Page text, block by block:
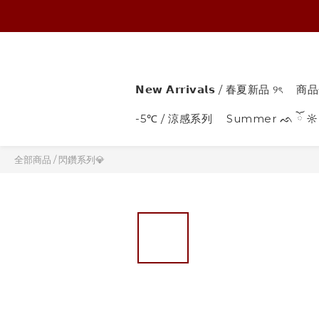
𝗡𝗲𝘄 𝗔𝗿𝗿𝗶𝘃𝗮𝗹𝘀 / 春夏新品 ୨ৎ 商
-5℃ / 涼感系列 Summer ᨒ ོ ☼
全部商品 /閃鑽系列💎